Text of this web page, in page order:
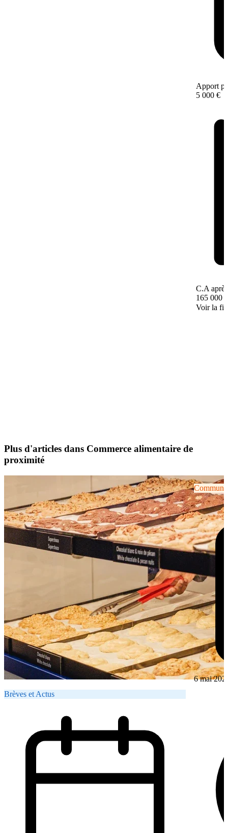
Apport
5 000 €
C.A
165 000 €
Voir la
Plus d'articles dans Commerce alimentaire de
proximité
Brèves et Actus
6 mai